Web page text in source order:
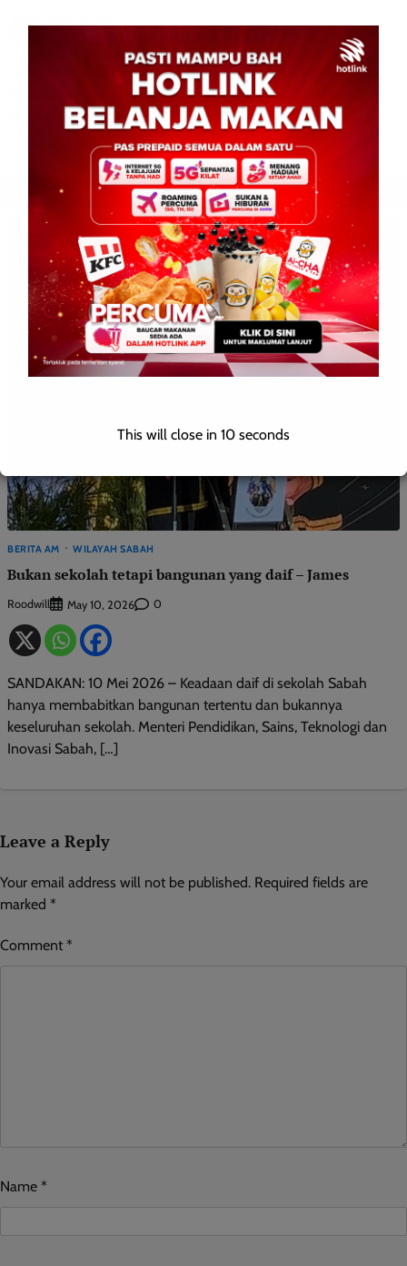
SANDAKAN: 30 Oktober 2025 – Seorang lelaki warganegara
Filipina berhadapan dengan hukuman atau penjara seumur
hidup di bawah Seksyen 39B Akta Dadah Berbahaya 1952 jika
BERITA AM WILAYAH SABAH
Bukan sekolah tetapi bangunan yang daif – James
Roodwill May 10, 2026 0
SANDAKAN: 10 Mei 2026 – Keadaan daif di sekolah Sabah
hanya membabitkan bangunan tertentu dan bukannya
keseluruhan sekolah. Menteri Pendidikan, Sains, Teknologi dan
Inovasi Sabah, […]
Leave a Reply
Your email address will not be published. Required fields are
marked *
Comment *
Name *
This will close in9seconds